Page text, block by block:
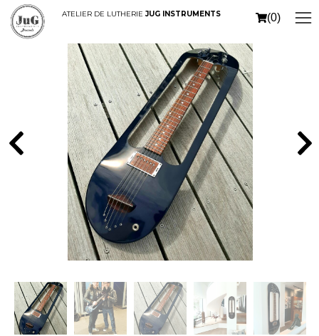
ATELIER DE LUTHERIEJUG INSTRUMENTS (0)